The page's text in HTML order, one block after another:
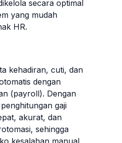
secara optimal
yang mudah
HR.
kehadiran, cuti, dan
dengan
(payroll). Dengan
gaji
akurat, dan
sehingga
kesalahan manual